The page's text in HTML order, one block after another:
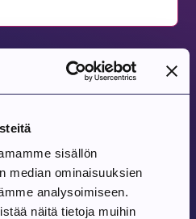
sisällön
median ominaisuuksien
analysoimiseen.
näitä tietoja muihin